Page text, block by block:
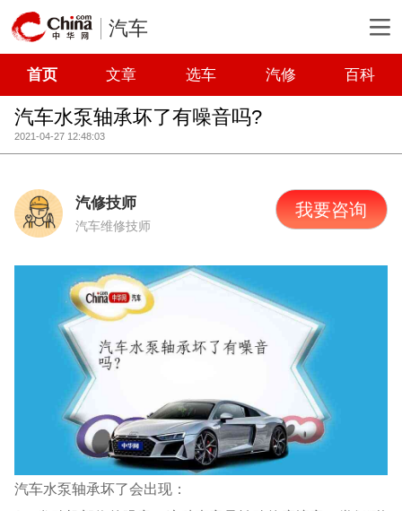
汽车
首页 文章 选车 汽修 百科
汽车水泵轴承坏了有噪音吗?
2021-04-27 12:48:03
汽修技师
汽车维修技师
我要咨询
汽车水泵轴承坏了会出现：